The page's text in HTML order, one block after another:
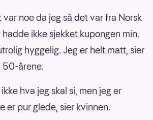
var noe da jeg så det var fra Norsk
ikke sjekket kupongen min.
hyggelig. Jeg er helt matt, sier
50-årene.
hva jeg skal si, men jeg er
er pur glede, sier kvinnen.